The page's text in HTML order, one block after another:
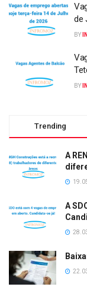
de
BY
BY
Trending
A
A